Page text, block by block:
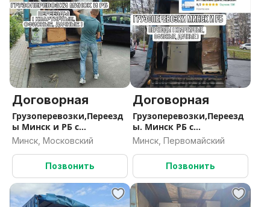
Договорная
Грузоперевозки,Переезд
ы Минск и РБ с
Грузчиками
Минск, Московский
Позвонить
Договорная
Грузоперевозки,Переезд
ы. Минск РБ с
Грузчиками
Минск, Первомайский
Позвонить